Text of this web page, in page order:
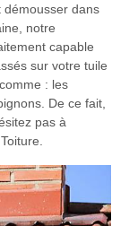
démousser dans
notre
capable
sur votre tuile
: les
De ce fait,
pas à